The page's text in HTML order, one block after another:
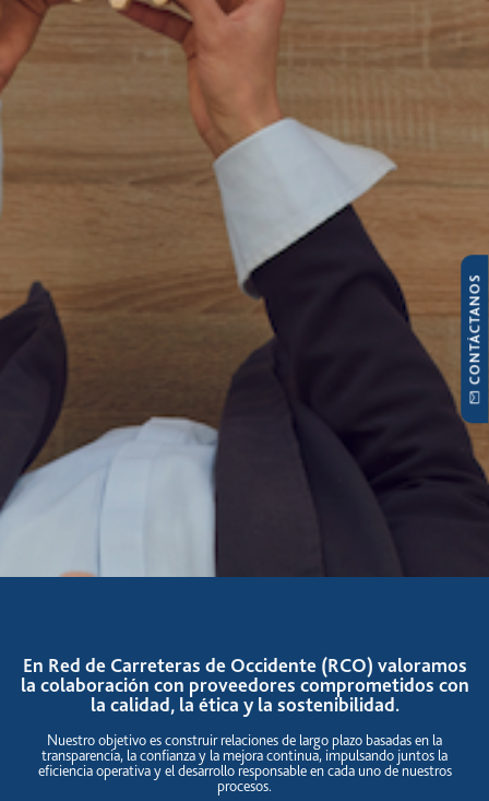
En Red de Carreteras de Occidente (RCO) valoramos
la colaboración con proveedores comprometidos con
la calidad, la ética y la sostenibilidad.
Nuestro objetivo es construir relaciones de largo plazo basadas en la
transparencia, la confianza y la mejora continua, impulsando juntos la
eficiencia operativa y el desarrollo responsable en cada uno de nuestros
procesos.
CONTÁCTANOS